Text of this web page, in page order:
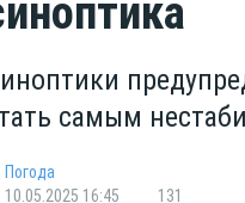
самым
Погода
10.05.2025 16:45
131